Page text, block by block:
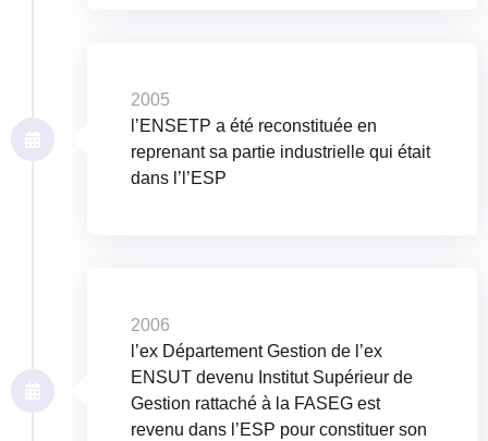
2005
l’ENSETP a été reconstituée en
reprenant sa partie industrielle qui était
dans l’l’ESP
2006
l’ex Département Gestion de l’ex
ENSUT devenu Institut Supérieur de
Gestion rattaché à la FASEG est
revenu dans l’ESP pour constituer son